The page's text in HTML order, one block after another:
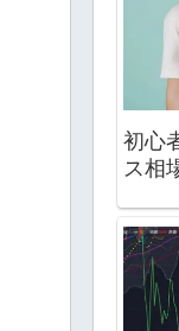
初心
ス相